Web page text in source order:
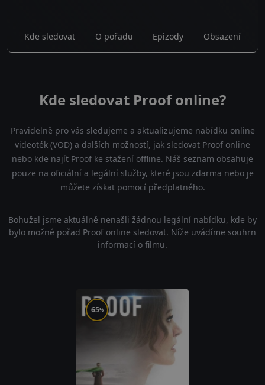
Kde sledovat O pořadu Epizody Obsazení
Kde sledovat Proof online?
Pravidelně pro vás sledujeme a aktualizujeme nabídku online
videoték (VOD) a dalších možností, jak sledovat Proof online
nebo kde najít Proof ke stažení offline. Náš seznam obsahuje
pouze na oficiální a legální služby, které jsou zdarma nebo je
můžete získat pomocí předplatného.
Bohužel jsme aktuálně nenašli žádnou legální nabídku, kde by
bylo možné pořad Proof online sledovat. Níže uvádíme souhrn
informací o filmu.
65%